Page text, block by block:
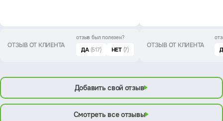
ОТЗЫВ ОТ КЛИЕНТА
отзыв был полезен?
ДА (517) НЕТ (7)
ОТЗЫВ ОТ КЛИЕНТА
Добавить свой отзыв
Смотреть все отзывы